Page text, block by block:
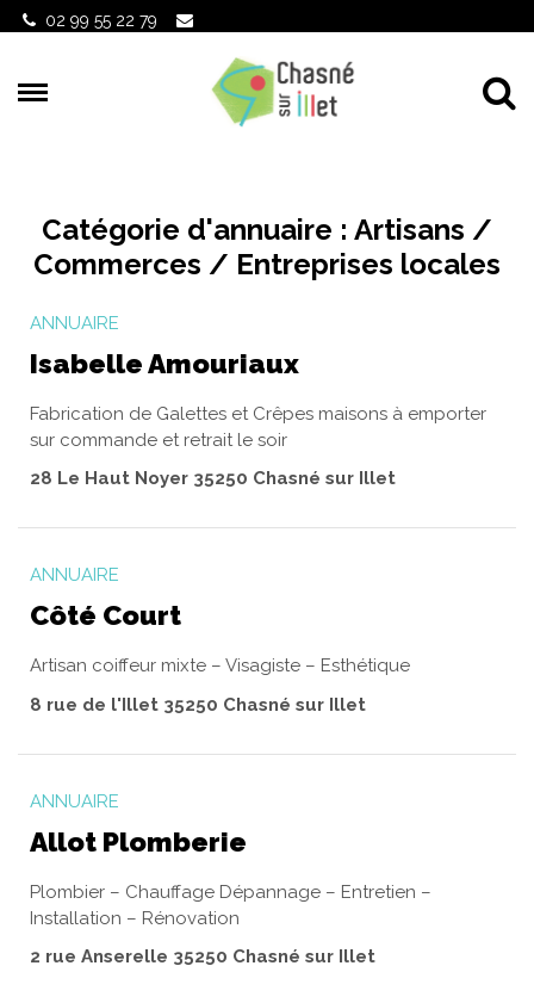
Gestion des traceurs
02 99 55 22 79
Catégorie d'annuaire : Artisans /
Commerces / Entreprises locales
ANNUAIRE
Isabelle Amouriaux
Fabrication de Galettes et Crêpes maisons à emporter
sur commande et retrait le soir
28 Le Haut Noyer 35250 Chasné sur Illet
ANNUAIRE
Côté Court
Artisan coiffeur mixte – Visagiste – Esthétique
8 rue de l'Illet 35250 Chasné sur Illet
ANNUAIRE
Allot Plomberie
Plombier – Chauffage Dépannage – Entretien –
Installation – Rénovation
2 rue Anserelle 35250 Chasné sur Illet